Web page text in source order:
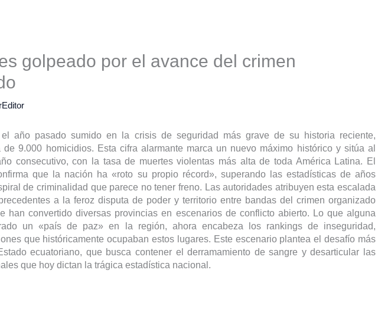
golpeado por el avance del crimen
el año pasado sumido en la crisis de seguridad más grave de su historia reciente,
de 9.000 homicidios. Esta cifra alarmante marca un nuevo máximo histórico y sitúa al
consecutivo, con la tasa de muertes violentas más alta de toda América Latina. El
que la nación ha «roto su propio récord», superando las estadísticas de años
de criminalidad que parece no tener freno. Las autoridades atribuyen esta escalada
a la feroz disputa de poder y territorio entre bandas del crimen organizado
han convertido diversas provincias en escenarios de conflicto abierto. Lo que alguna
un «país de paz» en la región, ahora encabeza los rankings de inseguridad,
que históricamente ocupaban estos lugares. Este escenario plantea el desafío más
ecuatoriano, que busca contener el derramamiento de sangre y desarticular las
que hoy dictan la trágica estadística nacional.